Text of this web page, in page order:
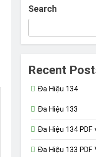
Search
Recent
Đa Hiệu 134
Đa Hiệu 133
Đa Hiệu 134 PDF
Đa Hiệu 133 PDF